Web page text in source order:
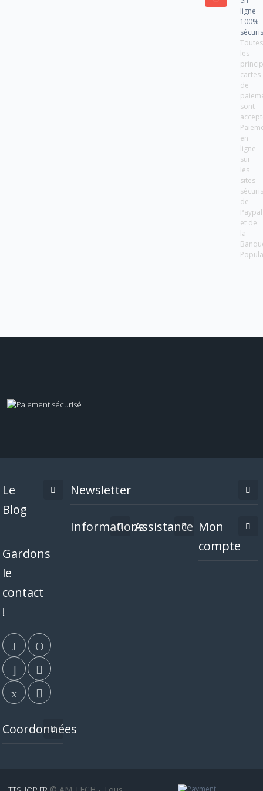
ligne
100%
Toutes
les
cartes
de
sont
en
ligne
sur
les
sites
de
Paypal
et de
la
Le
Blog
Gardons
le
contact
!
Coordonnées
Newsletter
InformationsAssistance Mon
compte